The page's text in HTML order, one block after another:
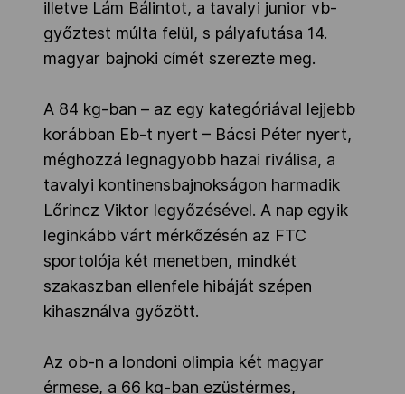
illetve Lám Bálintot, a tavalyi junior vb-
győztest múlta felül, s pályafutása 14.
magyar bajnoki címét szerezte meg.
A 84 kg-ban – az egy kategóriával lejjebb
korábban Eb-t nyert – Bácsi Péter nyert,
méghozzá legnagyobb hazai riválisa, a
tavalyi kontinensbajnokságon harmadik
Lőrincz Viktor legyőzésével. A nap egyik
leginkább várt mérkőzésén az FTC
sportolója két menetben, mindkét
szakaszban ellenfele hibáját szépen
kihasználva győzött.
Az ob-n a londoni olimpia két magyar
érmese, a 66 kg-ban ezüstérmes,